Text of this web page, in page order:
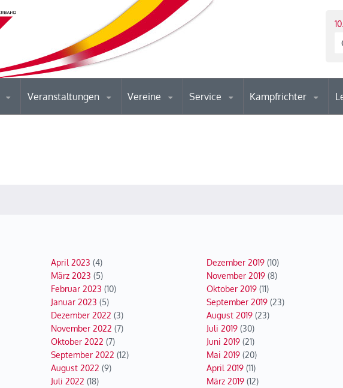
Veranstaltungen Vereine Service Kampfrichter
April 2023 (4)
März 2023 (5)
Februar 2023 (10)
Januar 2023 (5)
Dezember 2022 (3)
November 2022 (7)
Oktober 2022 (7)
September 2022 (12)
August 2022 (9)
Juli 2022 (18)
Dezember 2019 (10)
November 2019 (8)
Oktober 2019 (11)
September 2019 (23)
August 2019 (23)
Juli 2019 (30)
Juni 2019 (21)
Mai 2019 (20)
April 2019 (11)
März 2019 (12)